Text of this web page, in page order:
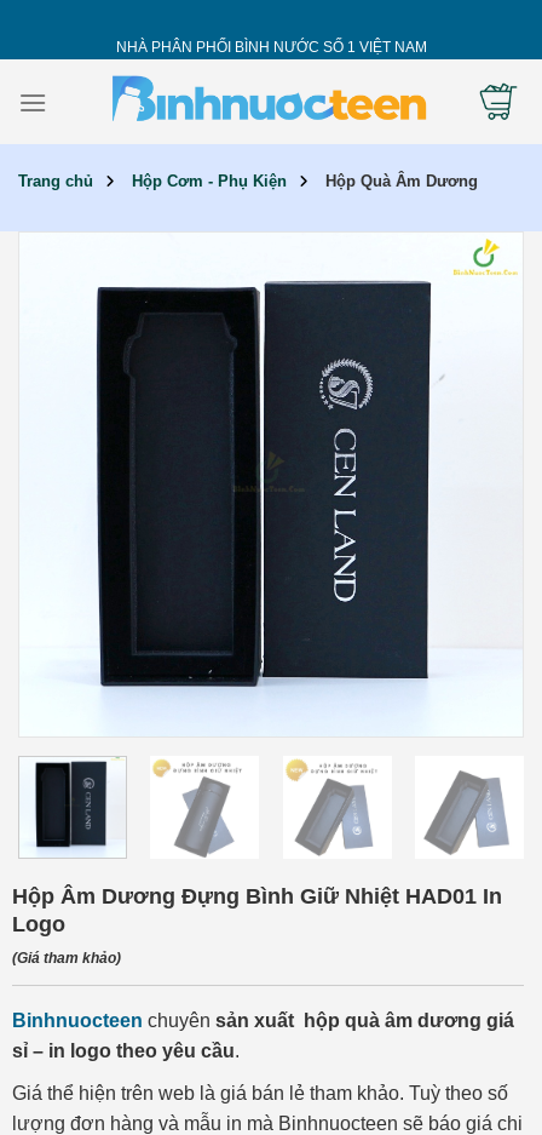
NHÀ PHÂN PHỐI BÌNH NƯỚC SỐ 1 VIỆT NAM
Trang chủ Hộp Cơm - Phụ Kiện Hộp Quà Âm Dương
Hộp Âm Dương Đựng Bình Giữ Nhiệt HAD01 In
Logo
(Giá tham khảo)
Binhnuocteen chuyên sản xuất hộp quà âm dương giá
sỉ – in logo theo yêu cầu.
Giá thể hiện trên web là giá bán lẻ tham khảo. Tuỳ theo số
lượng đơn hàng và mẫu in mà Binhnuocteen sẽ báo giá chi